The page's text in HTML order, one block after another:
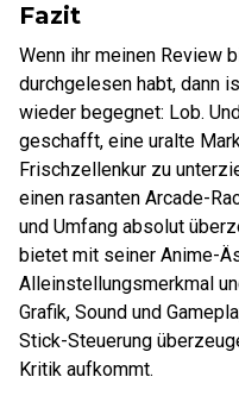
Fazit
Wenn ihr meinen Review
durchgelesen habt, dann
wieder begegnet: Lob.
geschafft, eine uralte
Frischzellenkur zu
einen rasanten Arcade-
und Umfang absolut
bietet mit seiner Anime-
Alleinstellungsmerkmal
Grafik, Sound und
Stick-Steuerung
Kritik aufkommt.